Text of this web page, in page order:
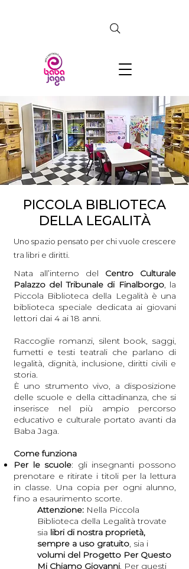
PICCOLA BIBLIOTECA
DELLA LEGALITÀ
Uno spazio pensato per chi vuole crescere
tra libri e diritti.
Nata all’interno del Centro Culturale
Palazzo del Tribunale di Finalborgo, la
Piccola Biblioteca della Legalità è una
biblioteca speciale dedicata ai giovani
lettori dai 4 ai 18 anni.
Raccoglie romanzi, silent book, saggi,
fumetti e testi teatrali che parlano di
legalità, dignità, inclusione, diritti civili e
storia.
È uno strumento vivo, a disposizione
delle scuole e della cittadinanza, che si
inserisce nel più ampio percorso
educativo e culturale portato avanti da
Baba Jaga.
Come funziona
Per le scuole: gli insegnanti possono
prenotare e ritirate i titoli per la lettura
in classe. Una copia per ogni alunno,
fino a esaurimento scorte.
Attenzione: Nella Piccola
Biblioteca della Legalità trovate
sia libri di nostra proprietà,
sempre a uso gratuito, sia i
volumi del Progetto Per Questo
Mi Chiamo Giovanni. Per questi